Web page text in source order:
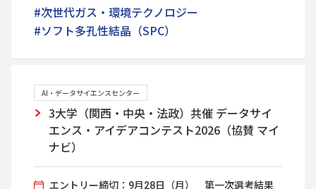
#次世代ガス・環境テクノロジー
#ソフト多孔性結晶（SPC）
AI・データサイエンスセンター
3大学（関西・中央・法政）共催 データサイ
エンス・アイデアコンテスト2026（協賛 マイ
ナビ）
エントリー締切：9月28日（月） 第一次選考結果